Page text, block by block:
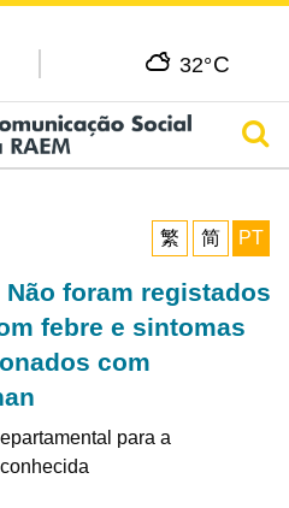
32°C
繁
简 PT
foram registados
febre e sintomas
com
para a